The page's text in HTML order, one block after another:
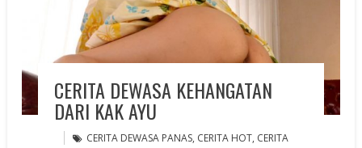
CERITA DEWASA KEHANGATAN
DARI KAK AYU
CERITA DEWASA PANAS, CERITA HOT, CERITA